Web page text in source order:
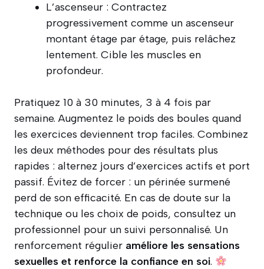
L’ascenseur : Contractez
progressivement comme un ascenseur
montant étage par étage, puis relâchez
lentement. Cible les muscles en
profondeur.
Pratiquez 10 à 30 minutes, 3 à 4 fois par
semaine. Augmentez le poids des boules quand
les exercices deviennent trop faciles. Combinez
les deux méthodes pour des résultats plus
rapides : alternez jours d’exercices actifs et port
passif. Évitez de forcer : un périnée surmené
perd de son efficacité. En cas de doute sur la
technique ou les choix de poids, consultez un
professionnel pour un suivi personnalisé. Un
renforcement régulier améliore les sensations
sexuelles et renforce la confiance en soi.